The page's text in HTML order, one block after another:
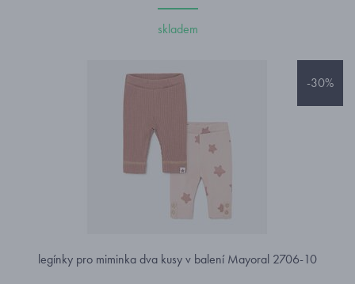
skladem
-30%
legínky pro miminka dva kusy v balení Mayoral 2706-10